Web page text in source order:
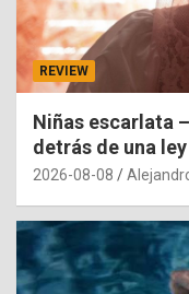
REVIEW
Niñas escarlata
detrás de una ley
2026-08-08